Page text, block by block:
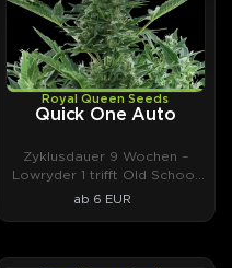
Samenbank echte F1-
– gezüchtet auf
Titan F1 Auto
von Royal
unseremBreeder-
Royal Queen Seeds
Quick One Auto
Zyklusdauer 9 Wochen –
Lowryder 1 trifft Old School
Indica.
ab 6 EUR